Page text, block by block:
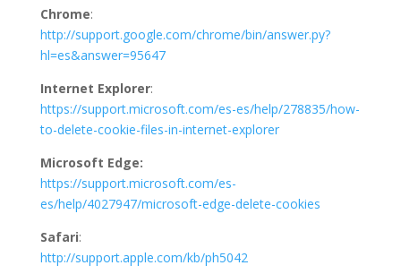
Chrome:
http://support.google.com/chrome/bin/answer.py?
hl=es&answer=95647
Internet Explorer:
https://support.microsoft.com/es-es/help/278835/how-
to-delete-cookie-files-in-internet-explorer
Microsoft Edge:
https://support.microsoft.com/es-
es/help/4027947/microsoft-edge-delete-cookies
Safari:
http://support.apple.com/kb/ph5042